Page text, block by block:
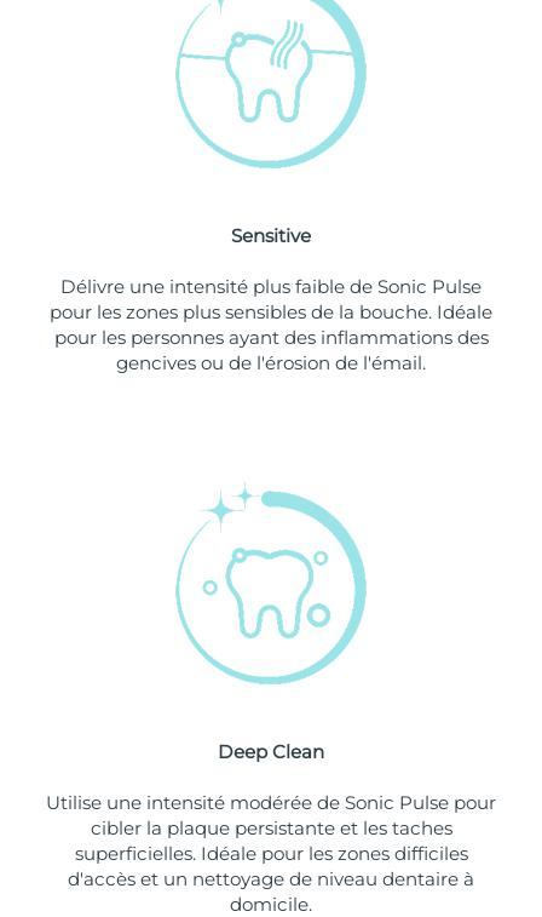
Sensitive
Délivre une intensité plus faible de Sonic Pulse
pour les zones plus sensibles de la bouche. Idéale
pour les personnes ayant des inflammations des
gencives ou de l'érosion de l'émail.
Deep Clean
Utilise une intensité modérée de Sonic Pulse pour
cibler la plaque persistante et les taches
superficielles. Idéale pour les zones difficiles
d'accès et un nettoyage de niveau dentaire à
domicile.
Livraison estimée
Livraison estimée
Livraison estimée
Livraison estimée
Espagne Livraison estimée 8/9/26
Livraison estimée
Livraison estimée
Livraison estimée
Émirats arabes unis Livraison estimée
Livraison estimée
Ouzbékistan Livraison estimée8/14/26
Viêt Nam Livraison estimée8/15/26